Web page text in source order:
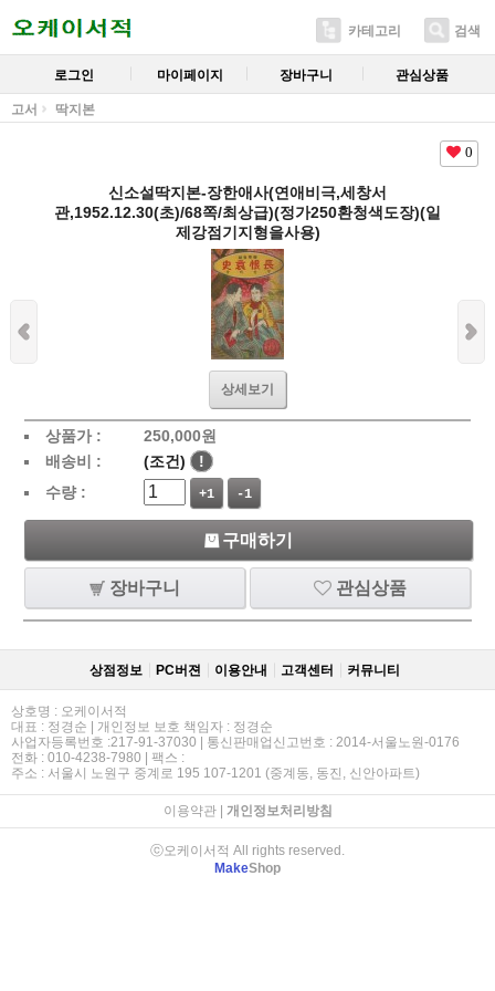
카테고리 검색
로그인 마이페이지 장바구니 관심상품
고서 딱지본
0
신소설딱지본-장한애사(연애비극,세창서
관,1952.12.30(초)/68쪽/최상급)(정가250환청색도장)(일
제강점기지형을사용)
상세보기
상품가 : 250,000원
배송비 :
(조건)
!
수량 :
+1 -1
구매하기
장바구니 관심상품
상점정보 PC버젼 이용안내 고객센터 커뮤니티
상호명 : 오케이서적
대표 : 정경순 | 개인정보 보호 책임자 : 정경순
사업자등록번호 :217-91-37030 | 통신판매업신고번호 : 2014-서울노원-0176
전화 : 010-4238-7980 | 팩스 :
주소 : 서울시 노원구 중계로 195 107-1201 (중계동, 동진, 신안아파트)
이용약관| 개인정보처리방침
ⓒ오케이서적 All rights reserved.
MakeShop